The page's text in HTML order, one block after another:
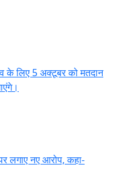
के लिए 5 अक्टूबर को मतदान
लगाए नए आरोप, कहा-